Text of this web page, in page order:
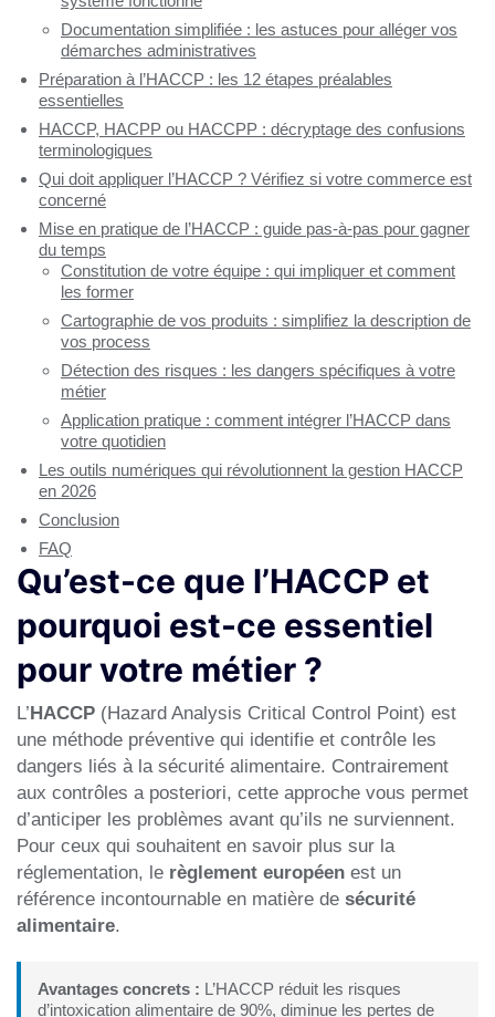
Documentation simplifiée : les astuces pour alléger vos
démarches administratives
Préparation à l’HACCP : les 12 étapes préalables
essentielles
HACCP, HACPP ou HACCPP : décryptage des confusions
terminologiques
Qui doit appliquer l’HACCP ? Vérifiez si votre commerce est
concerné
Mise en pratique de l’HACCP : guide pas-à-pas pour gagner
du temps
Constitution de votre équipe : qui impliquer et comment
les former
Cartographie de vos produits : simplifiez la description de
vos process
Détection des risques : les dangers spécifiques à votre
métier
Application pratique : comment intégrer l’HACCP dans
votre quotidien
Les outils numériques qui révolutionnent la gestion HACCP
en 2026
Conclusion
FAQ
Qu’est-ce que l’HACCP et
pourquoi est-ce essentiel
pour votre métier ?
L’HACCP (Hazard Analysis Critical Control Point) est
une méthode préventive qui identifie et contrôle les
dangers liés à la sécurité alimentaire. Contrairement
aux contrôles a posteriori, cette approche vous permet
d’anticiper les problèmes avant qu’ils ne surviennent.
Pour ceux qui souhaitent en savoir plus sur la
réglementation, le règlement européen est un
référence incontournable en matière de sécurité
alimentaire.
Avantages concrets : L’HACCP réduit les risques
d’intoxication alimentaire de 90%, diminue les pertes de